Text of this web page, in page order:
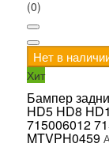
(0)
Нет в
Хит
Бампер
HD5 HD8
715006012
MTVPH0459